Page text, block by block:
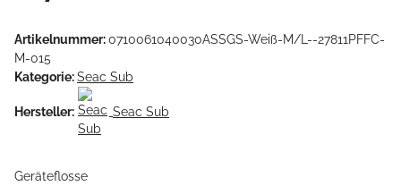
Artikelnummer:0710061040030ASSGS-Weiß-M/L--27811PFFC-
M-015
Kategorie:Seac Sub
Hersteller: Seac Sub
Geräteflosse